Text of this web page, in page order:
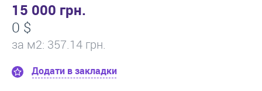
15 000 грн.
0 $
за м2: 357.14 грн.
Додати в закладки